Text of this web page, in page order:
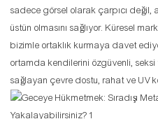
sadece görsel olarak çarpıcı
üstün olmasını sağlıyor. Küresel
bizimle ortaklık kurmaya davet
ortamda kendilerini özgüvenli,
sağlayan çevre dostu, rahat ve UV